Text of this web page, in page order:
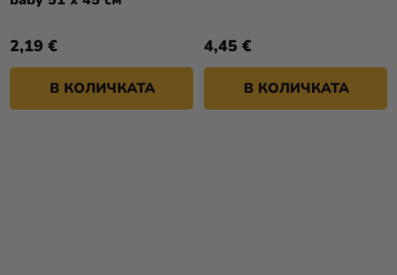
2,19 €
В КОЛИЧКАТА
4,45 €
В КОЛИЧКАТА